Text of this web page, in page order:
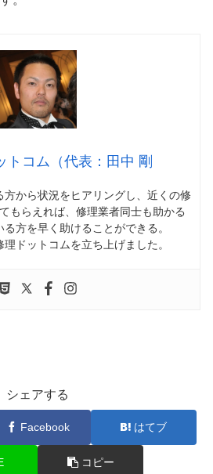
トコム（代表：田中 剛
から状況をヒアリングし、近くの修
もらえれば、修理業者同士も助かる
方を早く助けることができる。
ドットコムを立ち上げました。
シェアする
Facebook はてブ
コピー